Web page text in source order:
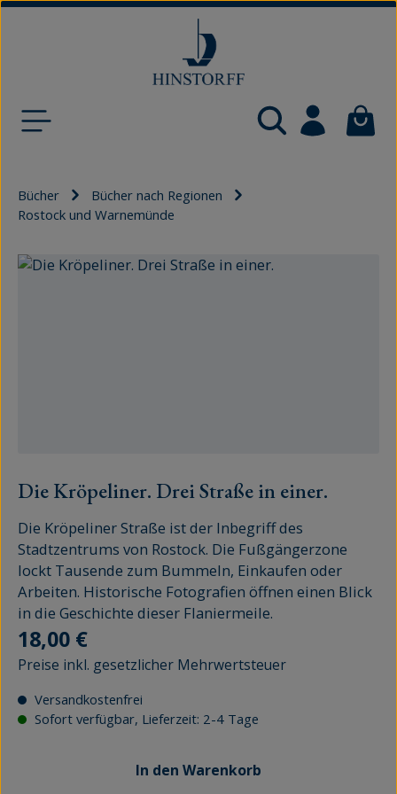
Bücher
Bücher nach Regionen
Rostock und Warnemünde
Bildergalerie überspringen
Die Kröpeliner. Drei Straße in einer.
Die Kröpeliner Straße ist der Inbegriff des
Stadtzentrums von Rostock. Die Fußgängerzone
lockt Tausende zum Bummeln, Einkaufen oder
Arbeiten. Historische Fotografien öffnen einen Blick
in die Geschichte dieser Flaniermeile.
Regulärer Preis:
18,00 €
Preise inkl. gesetzlicher Mehrwertsteuer
Versandkostenfrei
Sofort verfügbar, Lieferzeit: 2-4 Tage
In den Warenkorb